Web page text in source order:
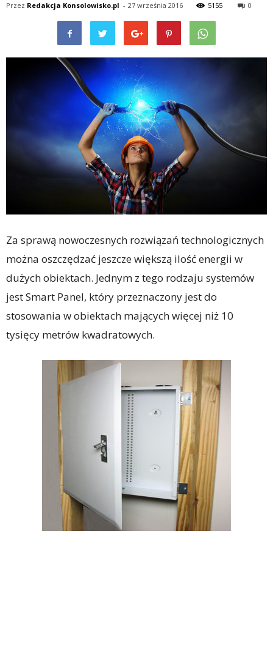
Przez Redakcja Konsolowisko.pl - 27 września 2016 5155 0
Za sprawą nowoczesnych rozwiązań technologicznych
można oszczędzać jeszcze większą ilość energii w
dużych obiektach. Jednym z tego rodzaju systemów
jest Smart Panel, który przeznaczony jest do
stosowania w obiektach mających więcej niż 10
tysięcy metrów kwadratowych.